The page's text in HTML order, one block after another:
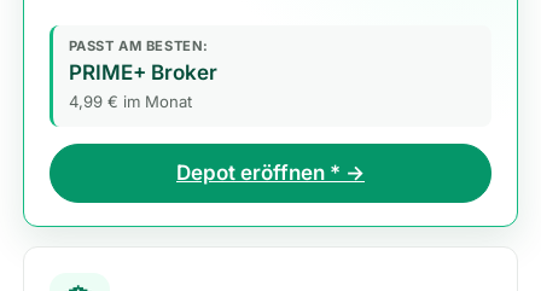
PASST AM BESTEN:
PRIME+ Broker
4,99 € im Monat
Depot eröffnen * →